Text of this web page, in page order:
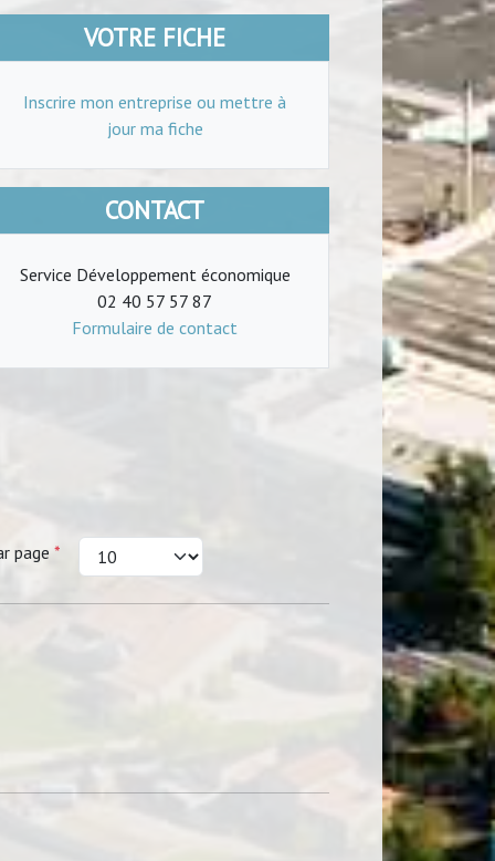
VOTRE FICHE
Inscrire mon entreprise ou mettre à
jour ma fiche
CONTACT
Service Développement économique
02 40 57 57 87
Formulaire de contact
page *